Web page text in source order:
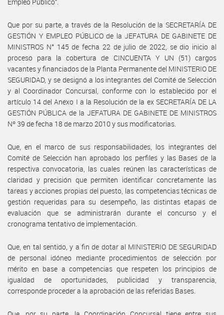
Que por su parte, a través de la Resolución de la SECRETARÍA DE
GESTIÓN Y EMPLEO PÚBLICO de la JEFATURA DE GABINETE DE
MINISTROS N° 145 de fecha 22 de julio de 2022, se dio inicio al
proceso para la cobertura de CINCUENTA Y UN (51) cargos
vacantes y financiados de la Planta Permanente del MINISTERIO DE
SEGURIDAD, y se designó a los integrantes del Comité de Selección
y al Coordinador Concursal, conforme con lo establecido por el
artículo 14 del Anexo I a la Resolución de la ex SECRETARÍA DE LA
GESTIÓN PÚBLICA de la JEFATURA DE GABINETE DE MINISTROS
Nº 39 de fecha 18 de marzo 2010 y sus modificatorias.
Que, en el marco de sus responsabilidades, los integrantes del
Comité de Selección han aprobado los perfiles y las Bases de la
respectiva convocatoria, las cuales reúnen las características de
claridad y precisión que permiten identificar concretamente las
tareas y acciones propias del puesto, las competencias técnicas de
gestión requeridas para su desempeño, las distintas etapas de
evaluación que se administrarán durante el concurso y el
cronograma tentativo de implementación.
Que, en tal sentido, y a fin de dotar al MINISTERIO DE SEGURIDAD
de personal idóneo mediante procedimientos de selección por
mérito en base a competencias que respeten los principios de
igualdad de oportunidades, publicidad y transparencia,
corresponde proceder a la aprobación de las referidas Bases.